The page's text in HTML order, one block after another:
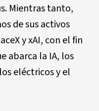
Mientras tanto,
de sus activos
y xAI, con el fin
abarca la IA, los
eléctricos y el